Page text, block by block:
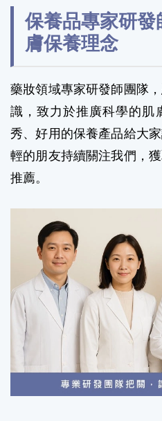
保養品專家研
膚保養理念
藥妝領域專家研發師團隊
識，致力於推廣科學的肌
秀、好用的保養產品給大
輕的朋友持續關注我們，
推薦。